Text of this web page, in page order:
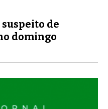
de
domingo